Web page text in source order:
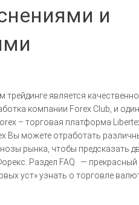
и
является
компании Forex Club, и
– торговая платформа
Вы можете отработать
рынка, чтобы предсказать
Раздел FAQ —
уст» узнать о торговле